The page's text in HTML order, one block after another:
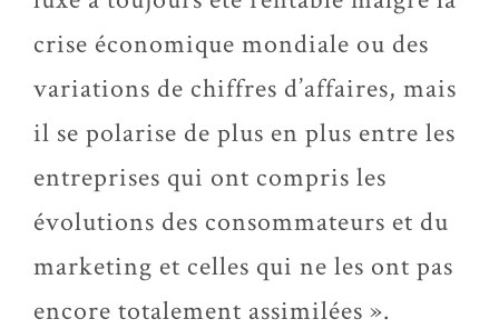
crise économique mondiale ou des
variations de chiffres d’affaires, mais
il se polarise de plus en plus entre les
entreprises qui ont compris les
évolutions des consommateurs et du
marketing et celles qui ne les ont pas
encore totalement assimilées ».